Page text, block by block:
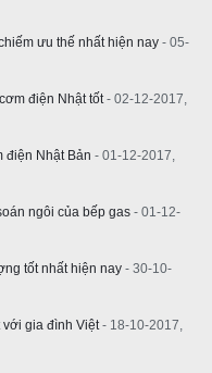
ưu thế nhất hiện nay - 05-
điện Nhật tốt - 02-12-2017,
điện Nhật Bản - 01-12-2017,
ngôi của bếp gas - 01-12-
tốt nhất hiện nay - 30-10-
với gia đình Việt - 18-10-2017,